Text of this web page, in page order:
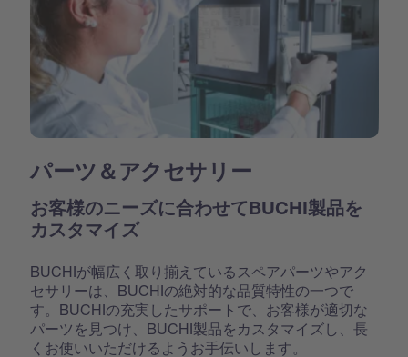
パーツ＆アクセサリー
お客様のニーズに合わせてBUCHI製品を
カスタマイズ
BUCHIが幅広く取り揃えているスペアパーツやアク
セサリーは、BUCHIの絶対的な品質特性の一つで
す。BUCHIの充実したサポートで、お客様が適切な
パーツを見つけ、BUCHI製品をカスタマイズし、長
くお使いいただけるようお手伝いします。